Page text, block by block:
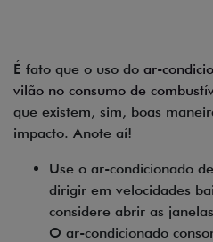
É fato que o uso do ar-
vilão no consumo de
que existem, sim, boas
impacto. Anote aí!
Use o ar-condicionado
dirigir em velocidades
considere abrir as
O ar-condicionado